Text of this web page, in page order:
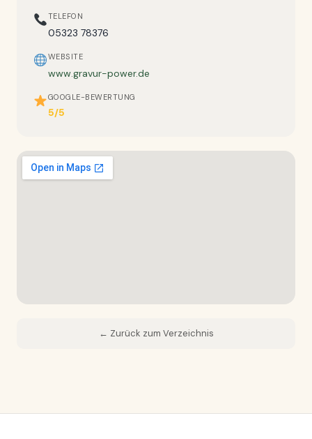
TELEFON
05323 78376
WEBSITE
www.gravur-power.de
GOOGLE-BEWERTUNG
5/5
← Zurück zum Verzeichnis